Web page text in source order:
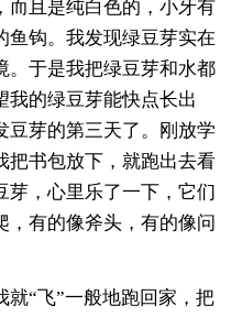
而且是纯白色的，小牙有
鱼钩。我发现绿豆芽实在
。于是我把绿豆芽和水都
我的绿豆芽能快点长出
豆芽的第三天了。刚放学
把书包放下，就跑出去看
，心里乐了一下，它们
，有的像斧头，有的像问
“飞”一般地跑回家，把